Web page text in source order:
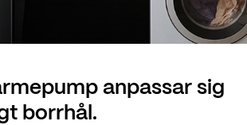
anpassar sig
borrhål.